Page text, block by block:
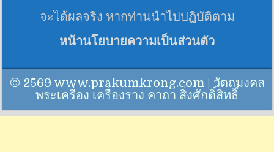
จะได้ผลจริง หากท่านนำไปปฏิบัติตาม
หน้านโยบายความเป็นส่วนตัว
© 2569 www.prakumkrong.com | วัตถุมงคล
พระเครื่อง เครื่องราง คาถา สิ่งศักดิ์สิทธิ์